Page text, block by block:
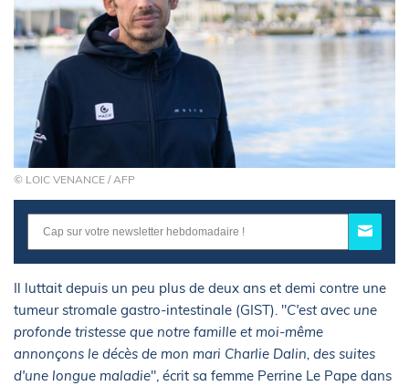
© LOIC VENANCE / AFP
Il luttait depuis un peu plus de deux ans et demi contre une
tumeur stromale gastro-intestinale (GIST). "C'est avec une
profonde tristesse que notre famille et moi-même
annonçons le décès de mon mari Charlie Dalin, des suites
d'une longue maladie", écrit sa femme Perrine Le Pape dans